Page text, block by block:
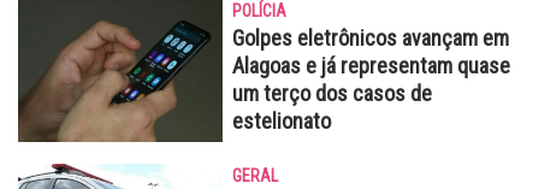
POLÍCIA
Golpes eletrônicos avançam em
Alagoas e já representam quase
um terço dos casos de
estelionato
GERAL